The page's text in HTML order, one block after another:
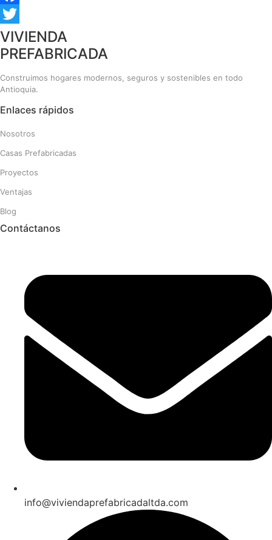
Facebook
Twitter
VIVIENDA
PREFABRICADA
Construimos hogares modernos, seguros y sostenibles en todo
Antioquia.
Enlaces rápidos
Nosotros
Casas Prefabricadas
Proyectos
Ventajas
Blog
Contáctanos
info@viviendaprefabricadaltda.com